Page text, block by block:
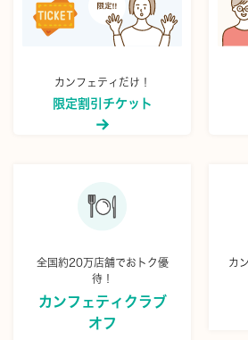
カンフェティだけ！
限定割引チケット
全国約20万店舗でおトク優
待！
カンフェティクラブ
オフ
カ